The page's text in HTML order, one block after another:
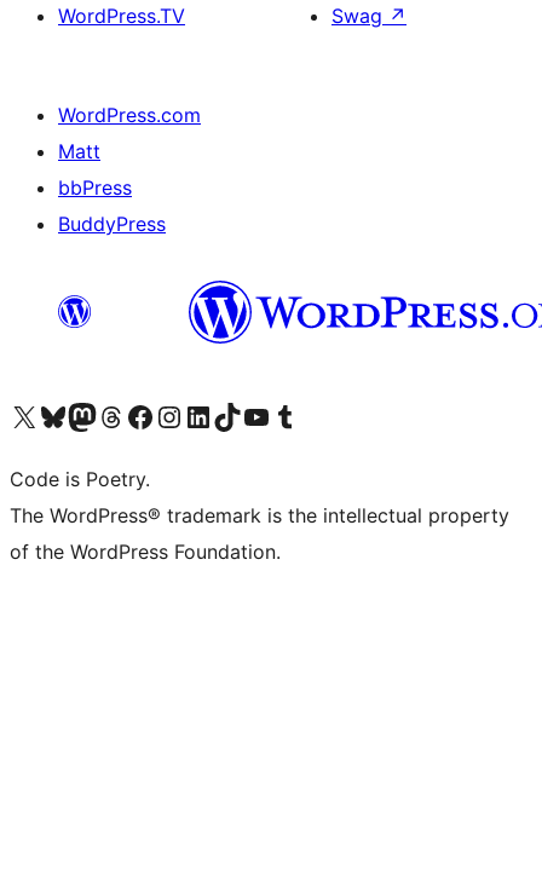
WordPress.TV
Swag ↗
WordPress.com
Matt
bbPress
BuddyPress
Navštivte náš účet na X (dříve Twitter)
Navštivte náš Bluesky účetNavštivte náš účet Mastodon
Navštivte náš Threads účetNavštivte naši stránku na Facebooku
Navštivte náš Instagram účetNavštivte náš LinkedIn účetNavštivte náš TikTok účetNavštivte náš YouTube kanálNavštivte náš Tumblr účet
Code is Poetry.
The WordPress® trademark is the intellectual property
of the WordPress Foundation.